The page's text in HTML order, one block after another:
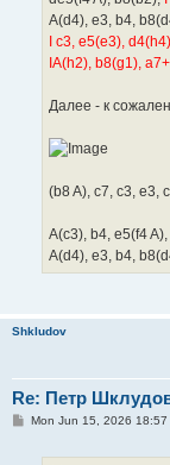
A(d4), e3, b4,
I c3, e5(e3),
IA(h2), b8(g1), a7+
Далее - к
(b8 A), c7, c3, e3,
A(c3), b4, e5(f4
A(d4), e3, b4,
Shkludov
Re: Петр
PMon Jun 15, 2026 18:57